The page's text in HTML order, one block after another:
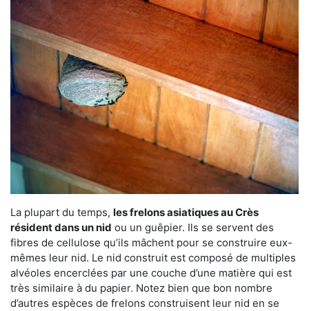
La plupart du temps, les frelons asiatiques au Crès
résident dans un nid ou un guêpier. Ils se servent des
fibres de cellulose qu’ils mâchent pour se construire eux-
mêmes leur nid. Le nid construit est composé de multiples
alvéoles encerclées par une couche d’une matière qui est
très similaire à du papier. Notez bien que bon nombre
d’autres espèces de frelons construisent leur nid en se